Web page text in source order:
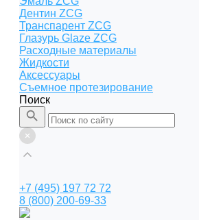
Дентин ZCG
Транспарент ZCG
Глазурь Glaze ZCG
Расходные материалы
Жидкости
Аксессуары
Съемное протезирование
Поиск
+7 (495) 197 72 72
8 (800) 200-69-33